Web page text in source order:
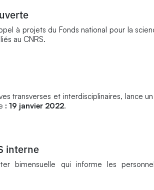
à projets du Fonds national pour la
au CNRS.
transverses et interdisciplinaires, lance
: 19 janvier 2022.
interne
bimensuelle qui informe les